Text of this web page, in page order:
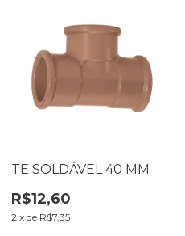
TE SOLDÁVEL 40 MM
R$12,60
2 x de R$7,35